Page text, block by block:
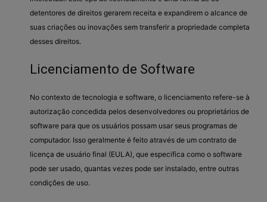
detentores de direitos gerarem receita e expandirem o alcance de
suas criações ou inovações sem transferir a propriedade completa
desses direitos.
Licenciamento de Software
No contexto de tecnologia e software, o licenciamento refere-se à
autorização concedida pelos desenvolvedores ou proprietários de
software para que os usuários possam usar seus programas de
computador. Isso geralmente é feito através de um contrato de
licença de usuário final (EULA), que especifica como o software
pode ser usado, quantas vezes pode ser instalado, entre outras
condições de uso.